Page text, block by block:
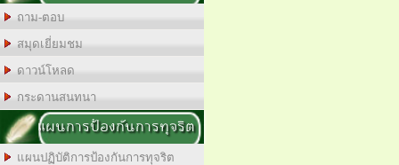
ถาม-ตอบ
สมุดเยี่ยมชม
ดาวน์โหลด
กระดานสนทนา
แผนการป้องกันการทุจริต
แผนปฏิบัติการป้องกันการทุจริต